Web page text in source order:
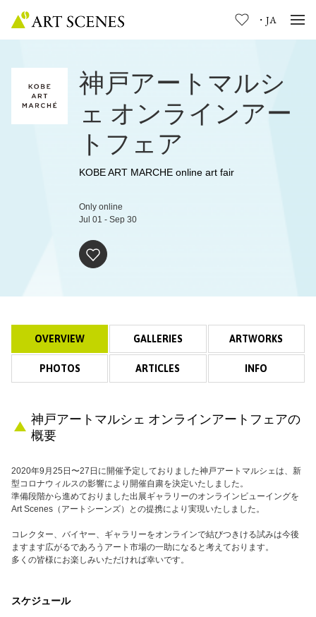
・ JA
神戸アートマルシ
ェ オンラインアー
トフェア
KOBE ART MARCHE online art fair
Only online
Jul 01 - Sep 30
OVERVIEW GALLERIES ARTWORKS
PHOTOS ARTICLES INFO
神戸アートマルシェ オンラインアートフェアの
概要
2020年9月25日〜27日に開催予定しておりました神戸アートマルシェは、新
型コロナウィルスの影響により開催自粛を決定いたしました。
準備段階から進めておりました出展ギャラリーのオンラインビューイングを
Art Scenes（アートシーンズ）との提携により実現いたしました。
コレクター、バイヤー、ギャラリーをオンラインで結びつきける試みは今後
ますます広がるであろうアート市場の一助になると考えております。
多くの皆様にお楽しみいただければ幸いです。
スケジュール